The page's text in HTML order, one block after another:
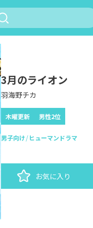
3月のライオン
羽海野チカ
木曜更新 男性2位
男子向け ヒューマンドラマ
お気に入り